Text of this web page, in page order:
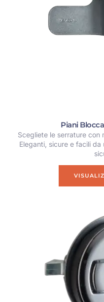
Piani
Scegliete le serrature con
Eleganti, sicure e facili